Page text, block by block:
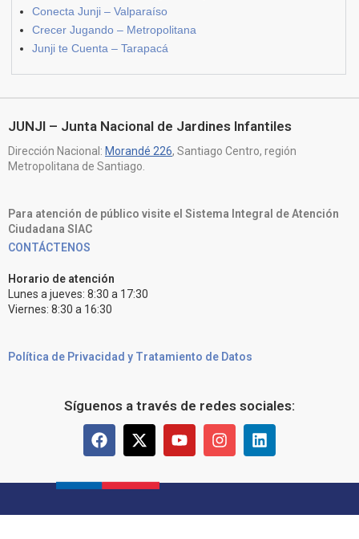
Conecta Junji – Valparaíso
Crecer Jugando – Metropolitana
Junji te Cuenta – Tarapacá
JUNJI – Junta Nacional de Jardines Infantiles
Dirección Nacional: Morandé 226, Santiago Centro, región
Metropolitana de Santiago.
Para atención de público visite el Sistema Integral de Atención
Ciudadana SIAC
CONTÁCTENOS
Horario de atención
Lunes a jueves: 8:30 a 17:30
Viernes: 8:30 a 16:30
Política de Privacidad y Tratamiento de Datos
Síguenos a través de redes sociales: